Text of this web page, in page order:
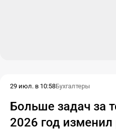
29 июл. в 10:58Бухгалтеры
Больше задач за
2026 год изменил